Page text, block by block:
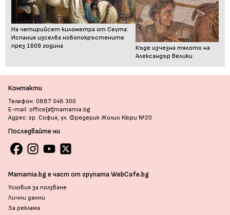
На четирийсет километра от Сеута:
Испания изселва новопокръстените
през 1609 година
Къде изчезна тялото на
Александър Велики
Контакти
Телефон: 0887 548 300
E-mail: office[at]mamamia.bg
Адрес: гр. София, ул. Фредерик Жолио Кюри №20
Последвайте ни
Mamamia.bg е част от групата WebCafe.bg
Условия за ползване
Лични данни
За реклама